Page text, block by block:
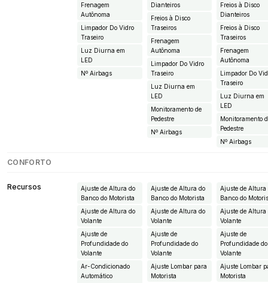
Frenagem
Autônoma
Limpador Do Vidro
Traseiro
Luz Diurna em
LED
Nº Airbags
Dianteiros
Freios à Disco
Traseiros
Frenagem
Autônoma
Limpador Do Vidro
Traseiro
Luz Diurna em
LED
Monitoramento de
Pedestre
Nº Airbags
Freios à Disco
Dianteiros
Freios à Disco
Traseiros
Frenagem
Autônoma
Limpador Do
Traseiro
Luz Diurna em
LED
Monitoramento
Pedestre
Nº Airbags
CONFORTO
Recursos
Ajuste de Altura do
Banco do Motorista
Ajuste de Altura do
Volante
Ajuste de
Profundidade do
Volante
Ar-Condicionado
Automático
Ajuste de Altura do
Banco do Motorista
Ajuste de Altura do
Volante
Ajuste de
Profundidade do
Volante
Ajuste Lombar para
Motorista
Ajuste de Altura
Banco do
Ajuste de Altura
Volante
Ajuste de
Profundidade do
Volante
Ajuste Lombar
Motorista